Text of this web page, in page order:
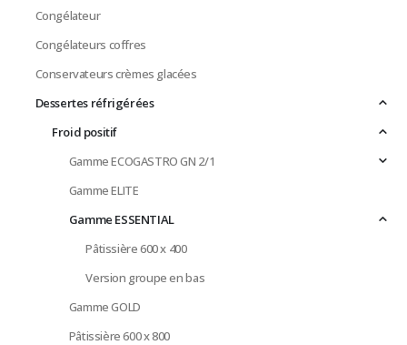
Congélateur
Congélateurs coffres
Conservateurs crèmes glacées
Dessertes réfrigérées
Froid positif
Gamme ECOGASTRO GN 2/1
Gamme ELITE
Gamme ESSENTIAL
Pâtissière 600 x 400
Version groupe en bas
Gamme GOLD
Pâtissière 600 x 800